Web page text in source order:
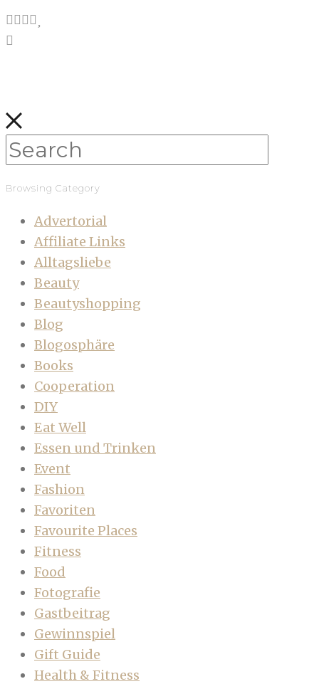
Browsing Category
Advertorial
Affiliate Links
Alltagsliebe
Beauty
Beautyshopping
Blog
Blogosphäre
Books
Cooperation
DIY
Eat Well
Essen und Trinken
Event
Fashion
Favoriten
Favourite Places
Fitness
Food
Fotografie
Gastbeitrag
Gewinnspiel
Gift Guide
Health & Fitness